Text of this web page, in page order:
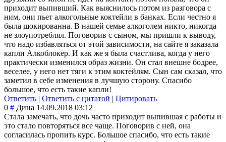
приходит выпивший. Как выяснилось потом из разговора с
ним, они пьет алкогольные коктейли в банках. Если честно я
была шокированна. В нашей семье алкоголем никто, никогда
не злоупотреблял. Поговорив с сыном, мы пришли к выводу,
что надо избавляться от этой зависимости, на сайте я заказала
капли Алкоблокер. И как же я была счастлива, когда у него
практически изменился образ жизни. Он стал внешне бодрее,
веселее, у него нет тяги к этим коктейлям. Сын сам сказал, что
заметил в себе изменения в лучшую сторону. Спасибо
большое, что есть такие капли!
Ответить | Ответить с цитатой | Цитировать
0 # Дина 14.09.2018 03:12
Стала замечать, что дочь часто приходит выпившая с работы и
это стало повторяться все чаще. Поговорив с ней, она
согласилась пропить курс. Большое спасибо, что есть такие